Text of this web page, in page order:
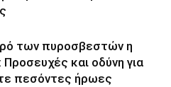
των πυροσβεστών η
Προσευχές και οδύνη για
πεσόντες ήρωες